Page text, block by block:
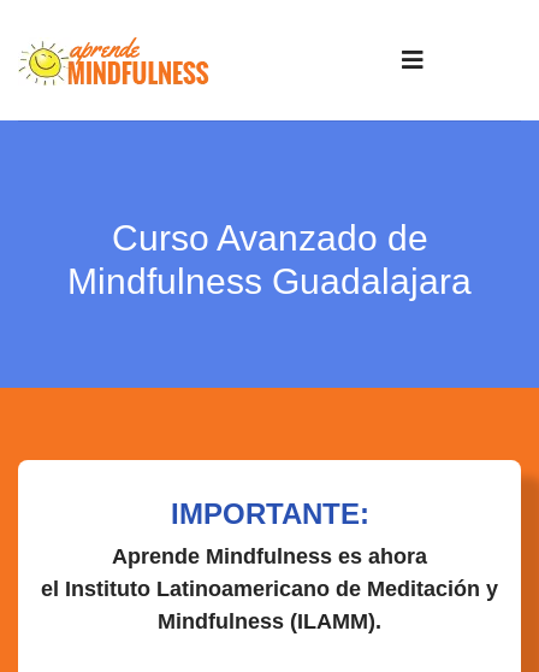
Curso Avanzado de
Mindfulness Guadalajara
IMPORTANTE:
Aprende Mindfulness es ahora
el Instituto Latinoamericano de Meditación y
Mindfulness (ILAMM).